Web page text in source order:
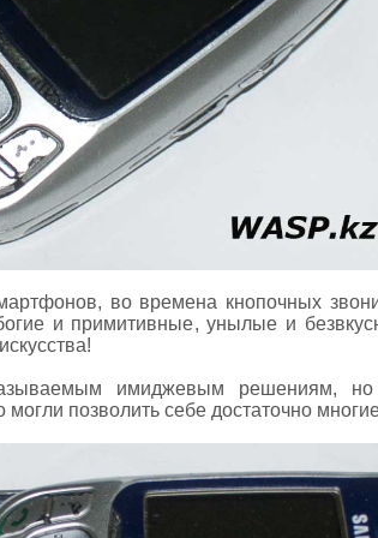
во времена кнопочных
и примитивные, унылые и
имиджевым решениям,
позволить себе достаточно